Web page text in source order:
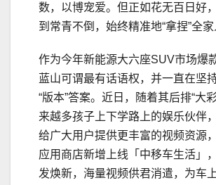
数，以博宠爱。但正如花无百日好
到常青不倒，始终精准地“拿捏”全家
作为今年新能源大六座SUV市场爆
蓝山可谓最有话语权，并一直在坚
“版本”答案。近日，随着其后排“大
来越多孩子上下学路上的娱乐伙伴
给广大用户提供更丰富的视频资源
应用商店新增上线「中移车生活」
发焕新，海量视频供君消遣，为车